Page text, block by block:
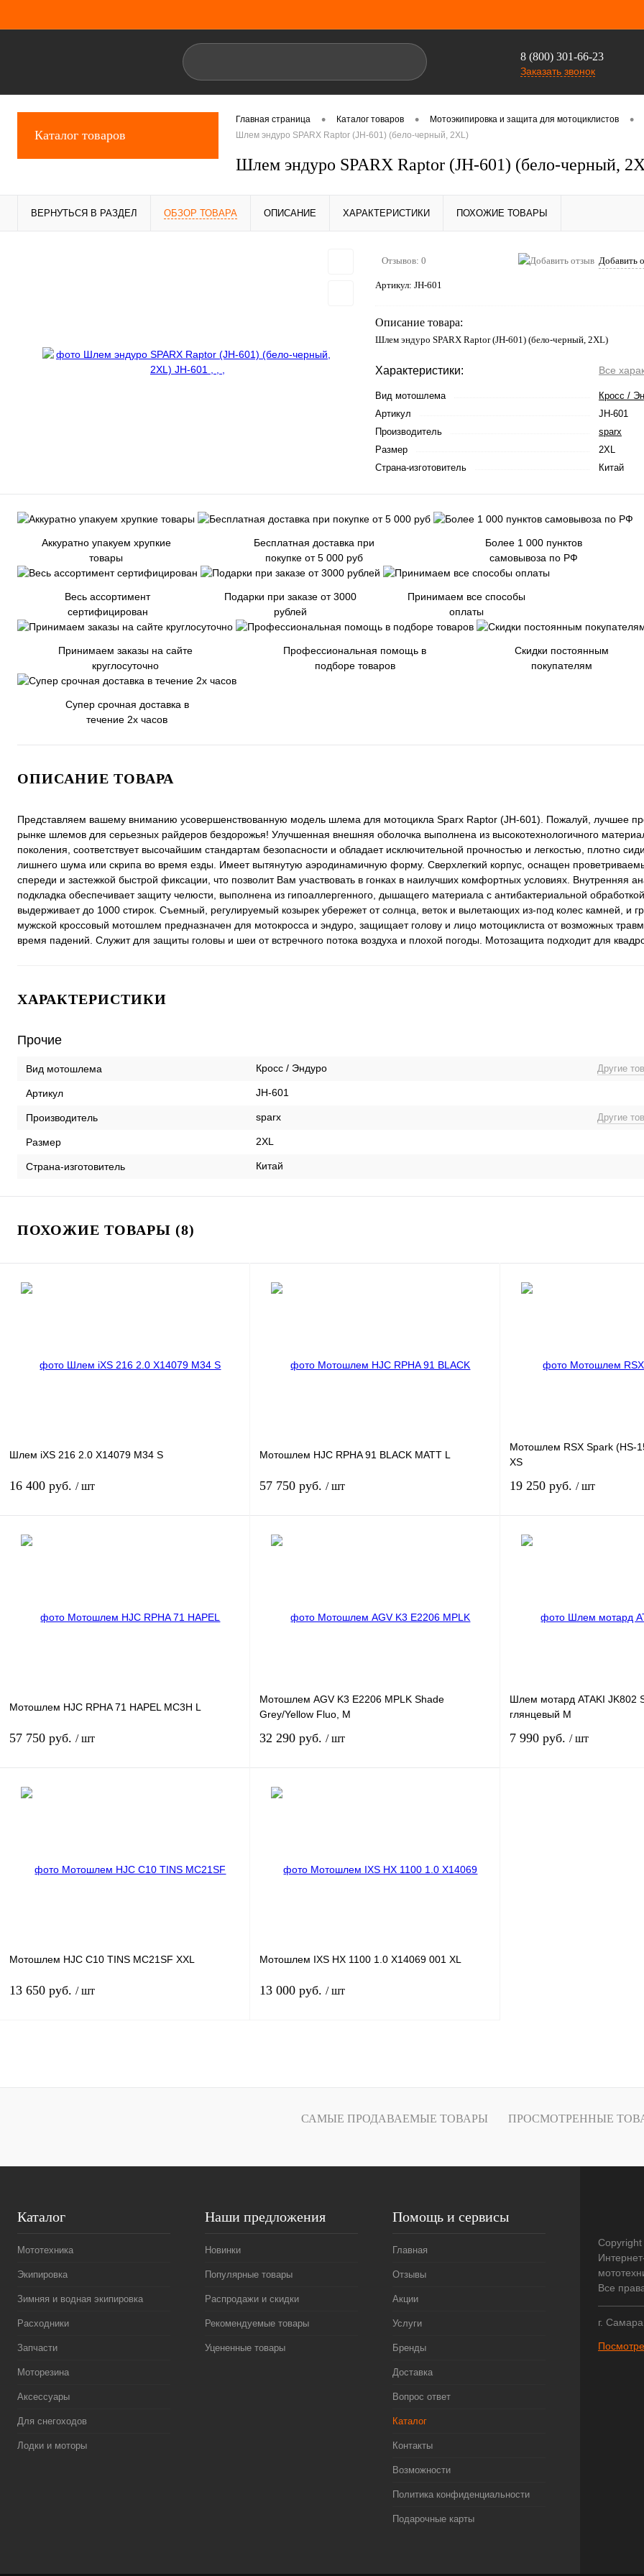
8 (800) 301-66-23
Заказать звонок
Каталог товаров
Главная страница • Каталог товаров • Мотоэкипировка и защита для мотоциклистов •
Шлем эндуро SPARX Raptor (JH-601) (бело-черный, 2XL)
Шлем эндуро SPARX Raptor (JH-601) (бело-черный,
ВЕРНУТЬСЯ В РАЗДЕЛ ОБЗОР ТОВАРА ОПИСАНИЕ ХАРАКТЕРИСТИКИ ПОХОЖИЕ ТОВАРЫ
Отзывов: 0 Добавить
Артикул: JH-601
Описание товара:
Шлем эндуро SPARX Raptor (JH-601) (бело-черный, 2XL)
Характеристики: Все
Вид мотошлема
Кросс /
Артикул
JH-601
Производитель
sparx
Размер
2XL
Страна-изготовитель
Китай
Аккуратно упакуем хрупкие
товары
Бесплатная доставка при
покупке от 5 000 руб
Более 1 000 пунктов
самовывоза по РФ
Весь ассортимент
сертифицирован
Подарки при заказе от 3000
рублей
Принимаем все способы
оплаты
Принимаем заказы на сайте
круглосуточно
Профессиональная помощь в
подборе товаров
Скидки постоянным
покупателям
Супер срочная доставка в
течение 2х часов
ОПИСАНИЕ ТОВАРА
Представляем вашему вниманию усовершенствованную модель шлема для мотоцикла Sparx Raptor (JH-601). Пожалуй, лучшее
рынке шлемов для серьезных райдеров бездорожья! Улучшенная внешняя оболочка выполнена из высокотехнологичного
поколения, соответствует высочайшим стандартам безопасности и обладает исключительной прочностью и легкостью, плотно
лишнего шума или скрипа во время езды. Имеет вытянутую аэродинамичную форму. Сверхлегкий корпус, оснащен
спереди и застежкой быстрой фиксации, что позволит Вам участвовать в гонках в наилучших комфортных условиях. Внутренняя
подкладка обеспечивает защиту челюсти, выполнена из гипоаллергенного, дышащего материала с антибактериальной
выдерживает до 1000 стирок. Съемный, регулируемый козырек убережет от солнца, веток и вылетающих из-под колес камней, и
мужской кроссовый мотошлем предназначен для мотокросса и эндуро, защищает голову и лицо мотоциклиста от возможных
время падений. Служит для защиты головы и шеи от встречного потока воздуха и плохой погоды. Мотозащита подходит для
ХАРАКТЕРИСТИКИ
Прочие
Вид мотошлема Кросс / Эндуро Другие
Артикул JH-601
Производитель sparx Другие
Размер 2XL
Страна-изготовитель Китай
ПОХОЖИЕ ТОВАРЫ (8)
Шлем iXS 216 2.0 X14079 M34 S
16 400 руб. / шт
наличии
Мотошлем HJC RPHA 91 BLACK MATT L
57 750 руб. / шт
наличии
Мотошлем RSX Spark (HS-
XS
19 250 руб. / шт
Мотошлем HJC RPHA 71 HAPEL MC3H L
57 750 руб. / шт
наличии
Мотошлем AGV K3 E2206 MPLK Shade
Grey/Yellow Fluo, M
32 290 руб. / шт
наличии
Шлем мотард ATAKI JK802
глянцевый M
7 990 руб. / шт
Мотошлем HJC C10 TINS MC21SF XXL
13 650 руб. / шт
Купить в 1 клик К сравнению
Мотошлем IXS HX 1100 1.0 X14069 001 XL
13 000 руб. / шт
Купить в 1 клик К сравнению
САМЫЕ ПРОДАВАЕМЫЕ ТОВАРЫ ПРОСМОТРЕННЫЕ
Каталог
Мототехника
Экипировка
Зимняя и водная экипировка
Расходники
Запчасти
Моторезина
Аксессуары
Для снегоходов
Лодки и моторы
Наши предложения
Новинки
Популярные товары
Распродажи и скидки
Рекомендуемые товары
Уцененные товары
Помощь и сервисы
Главная
Отзывы
Акции
Услуги
Бренды
Доставка
Вопрос ответ
Каталог
Контакты
Возможности
Политика конфиденциальности
Подарочные карты
Все
г.